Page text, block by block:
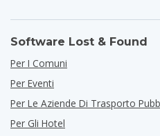
Software Lost & Found
Per I Comuni
Per Eventi
Per Le Aziende Di Trasporto
Per Gli Hotel